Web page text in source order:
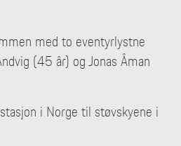
med to eventyrlystne
(45 år) og Jonas Åman
i Norge til støvskyene i